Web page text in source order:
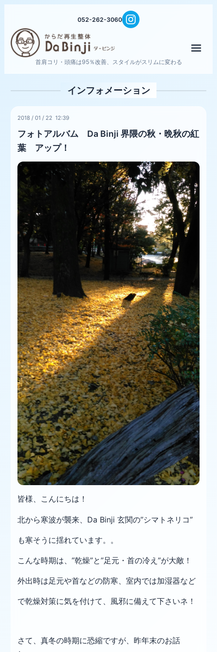
052-262-3060
首肩コリ・頭痛は95％改善、スタイルがスリムに変わる
インフォメーション
2018 /01 / 22 12:39
フォトアルバム Da Binji 界隈の秋・晩秋の紅
葉 アップ！
皆様、こんにちは！
北から寒波が襲来、Da Binji 玄関の”シマトネリコ”
も寒そうに揺れています。。
こんな時期は、”乾燥”と”足元・首の冷え”が大敵！
外出時は足元や首などの防寒、室内では加湿器など
で乾燥対策に気を付けて、風邪に備えて下さいネ！
さて、真冬の時期に恐縮ですが、昨年末のお話